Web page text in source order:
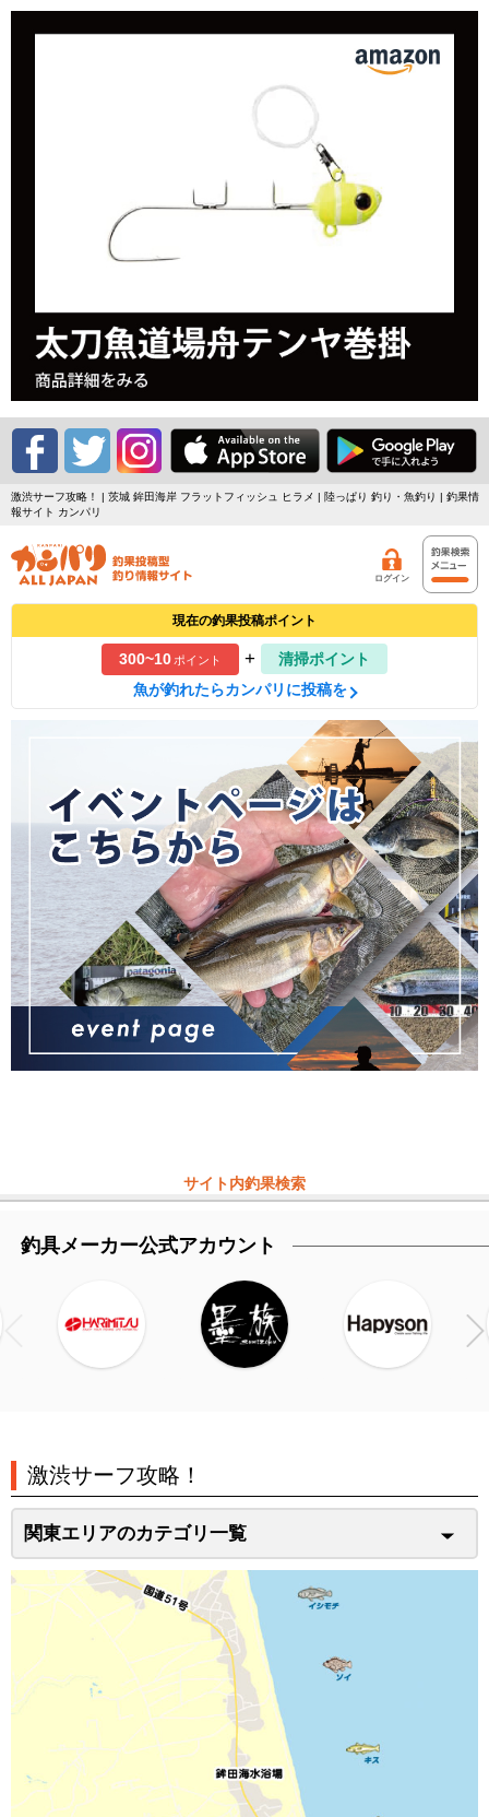
激渋サーフ攻略！ | 茨城 鉾田海岸 フラットフィッシュ ヒラメ | 陸っぱり 釣り・魚釣り | 釣果情
報サイト カンパリ
ログイン
現在の釣果投稿ポイント
300~10ポイント +
清掃ポイント
魚が釣れたらカンパリに投稿を
サイト内釣果検索
釣具メーカー公式アカウント
激渋サーフ攻略！
関東エリアのカテゴリ一覧